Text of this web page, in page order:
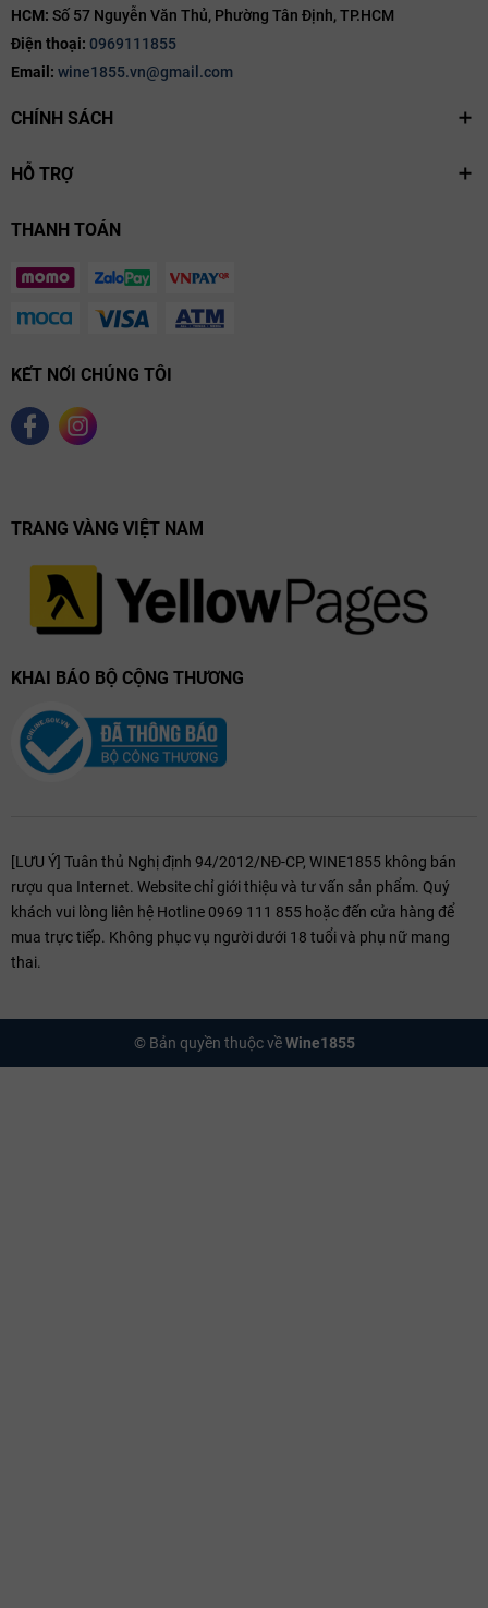
HCM: Số 57 Nguyễn Văn Thủ, Phường Tân Định, TP.HCM
Điện thoại: 0969111855
Email: wine1855.vn@gmail.com
CHÍNH SÁCH
HỖ TRỢ
THANH TOÁN
KẾT NỐI CHÚNG TÔI
TRANG VÀNG VIỆT NAM
KHAI BÁO BỘ CỘNG THƯƠNG
[LƯU Ý] Tuân thủ Nghị định 94/2012/NĐ-CP, WINE1855 không bán
rượu qua Internet. Website chỉ giới thiệu và tư vấn sản phẩm. Quý
khách vui lòng liên hệ Hotline 0969 111 855 hoặc đến cửa hàng để
mua trực tiếp. Không phục vụ người dưới 18 tuổi và phụ nữ mang
thai.
© Bản quyền thuộc vềWine1855